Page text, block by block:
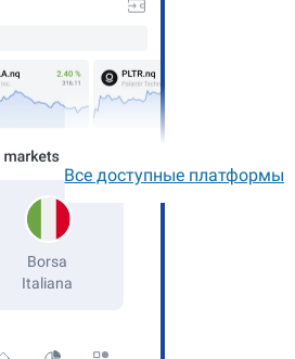
Все доступные платформы